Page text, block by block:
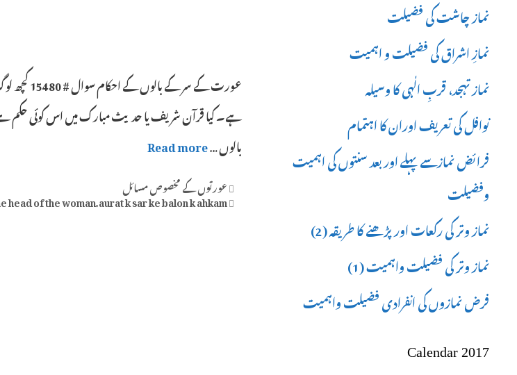
عورت کے
بالوں …Read more
Categories
عورتوں کے مخصوص مسائل
Tags
head of the woman.aurat k sar ke balon k ahkam.
نماز چاشت کی فضیلت
نمازِ اشراق کی فضیلت و اہمیت
نماز تہجد، قربِ الٰہی کا وسیلہ
نوافل کی تعریف اوران کا اہتمام
فرائض نمازسے پہلے اور بعد سنتوں کی اہمیت
وفضیلت
نماز وتر کی رکعات اور پڑھنے کا طریقہ (2)
نماز وتر کی فضیلت واہمیت (1)
فرض نمازوں کی انفرادی فضیلت واہمیت
Calendar 2017